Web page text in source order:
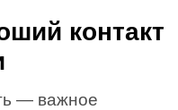
контакт
— важное